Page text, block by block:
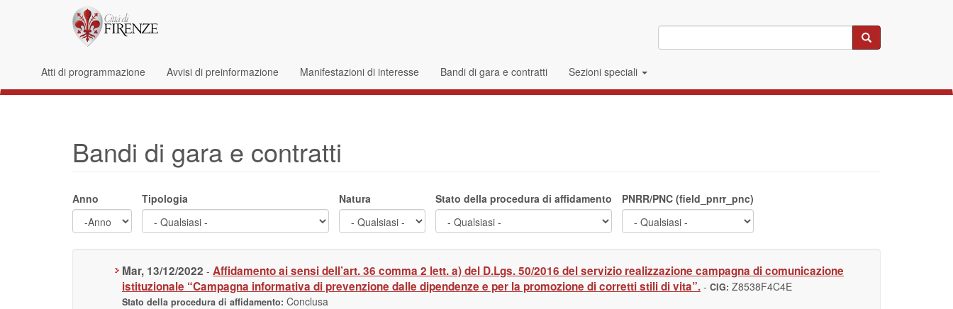
Salta al contenuto principale
Atti di programmazione Avvisi di preinformazione Manifestazioni di interesse Bandi di gara e contratti Sezioni speciali
Form di ricerca
Bandi di gara e contratti
Anno Tipologia Natura Stato della procedura di affidamento PNRR/PNC (field_pnrr_pnc)
Mar, 13/12/2022 - Affidamento ai sensi dell’art. 36 comma 2 lett. a) del D.Lgs. 50/2016 del servizio realizzazione campagna di comunicazione
istituzionale “Campagna informativa di prevenzione dalle dipendenze e per la promozione di corretti stili di vita”. - CIG: Z8538F4C4E
Stato della procedura di affidamento: Conclusa